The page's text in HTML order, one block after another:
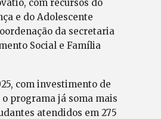
com recursos do
e do Adolescente
da secretaria
Social e Família
com investimento de
o programa já soma mais
atendidos em 275